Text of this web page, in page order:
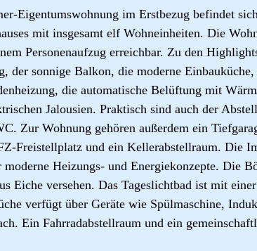
Eigentumswohnung im Erstbezug befindet
mit insgesamt elf Wohneinheiten. Die
Personenaufzug erreichbar. Zu den
der sonnige Balkon, die moderne
die automatische Belüftung mit
Jalousien. Praktisch sind auch der
Zur Wohnung gehören außerdem ein
Freistellplatz und ein Kellerabstellraum. Die
moderne Heizungs- und Energiekonzepte. Die
Eiche versehen. Das Tageslichtbad ist mit
verfügt über Geräte wie Spülmaschine,
Ein Fahrradabstellraum und ein